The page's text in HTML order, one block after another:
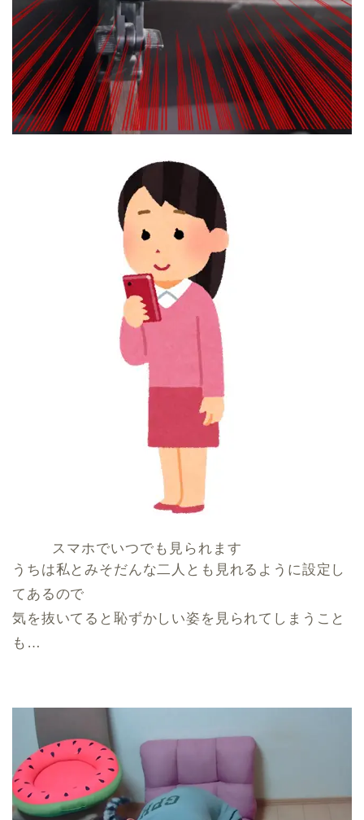
スマホでいつでも見られます
うちは私とみそだんな二人とも見れるように設定し
てあるので
気を抜いてると恥ずかしい姿を見られてしまうこと
も…